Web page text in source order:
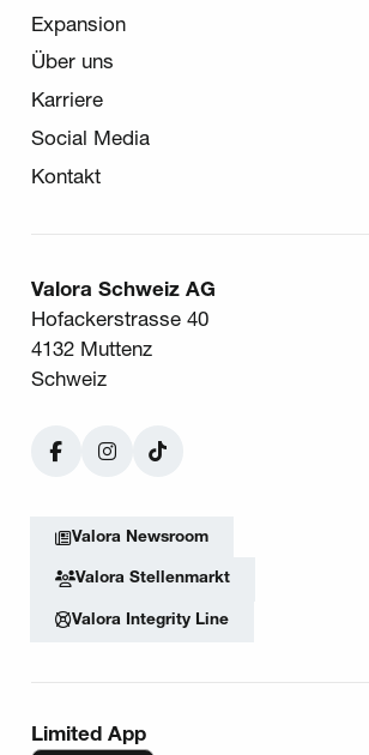
Valora Schweiz AG
Hofackerstrasse 40
4132 Muttenz
Schweiz
FacebookInstagram
TikTok
Valora Newsroom
Valora Stellenmarkt
Valora Integrity Line
Expansion
Über uns
Karriere
Social Media
Kontakt
Limited App